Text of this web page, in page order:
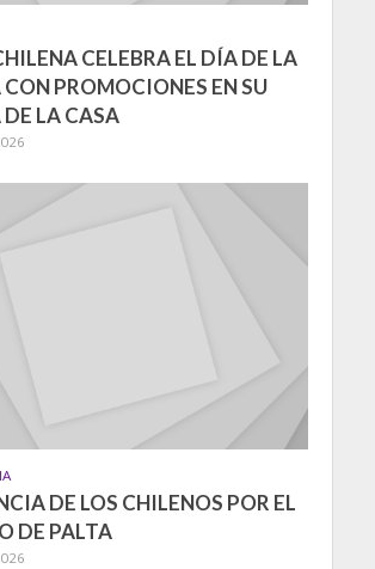
CELEBRA EL DÍA DE LA
PROMOCIONES EN SU
LA CASA
DE LOS CHILENOS POR EL
DE PALTA